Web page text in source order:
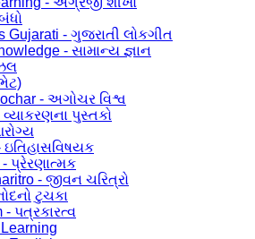
Gujarati - ગુજરાતી લોકગીત
- સામાન્ય જ્ઞાન
- અગોચર વિશ્વ
વ્યાકરણના પુસ્તકો
ઇતિહાસવિષયક
- પ્રેરણાત્મક
- જીવન ચરિત્રો
ટુચકા
- પત્રકારત્વ